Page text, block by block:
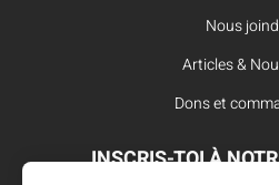
Nous
Articles &
Dons et
INSCRIS-TOI À